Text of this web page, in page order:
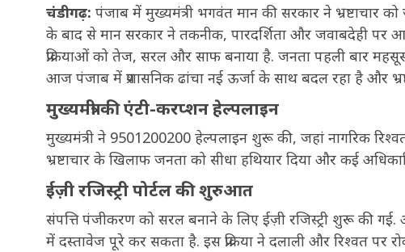
चंडीगढ़: पंजाब में मुख्यमंत्री भगवंत मान की सरकार ने
के बाद से मान सरकार ने तकनीक, पारदर्शिता और जवाबदेही पर
प्रक्रियाओं को तेज, सरल और साफ बनाया है. जनता पहली बार
आज पंजाब में प्रशासनिक ढांचा नई ऊर्जा के साथ बदल रहा है और
मुख्यमंत्री की एंटी-करप्शन हेल्पलाइन
मुख्यमंत्री ने 9501200200 हेल्पलाइन शुरू की, जहां नागरिक
भ्रष्टाचार के खिलाफ जनता को सीधा हथियार दिया और कई
ईज़ी रजिस्ट्री पोर्टल की शुरुआत
संपत्ति पंजीकरण को सरल बनाने के लिए ईज़ी रजिस्ट्री शुरू की गई.
में दस्तावेज पूरे कर सकता है. इस प्रक्रिया ने दलाली और रिश्वत पर